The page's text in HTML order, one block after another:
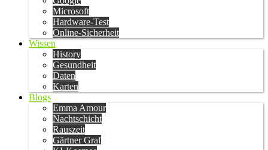
Microsoft
Hardware-Test
Online-Sicherheit
Wissen
History
Gesundheit
Daten
Karten
Blogs
Emma Amour
Nachtschicht
Rauszeit
Gärtner Graf